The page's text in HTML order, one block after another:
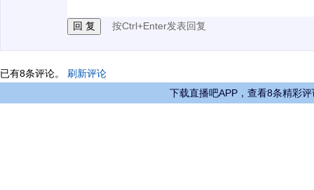
按Ctrl+Enter发表回复
已有8条评论。 刷新评论
下载直播吧APP，查看8条精彩评